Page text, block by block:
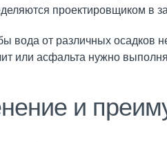
проектировщиком в
от различных осадков
или асфальта нужно
и